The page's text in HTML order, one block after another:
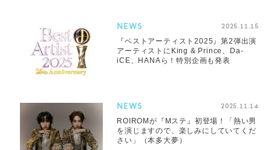
NEWS 2025.11.15
『ベストアーティスト2025』第2弾出演
アーティストにKing & Prince、Da-
iCE、HANAら！特別企画も発表
NEWS 2025.11.14
ROIROMが『Mステ』初登場！「熱い男
を演じますので、楽しみにしていてくだ
さい」（本多大夢）